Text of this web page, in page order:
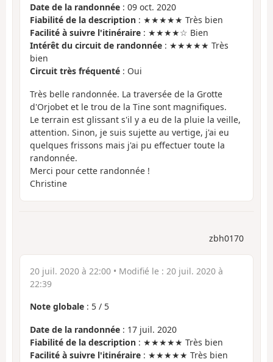
Date de la randonnée : 09 oct. 2020
Fiabilité de la description : ★★★★★ Très bien
Facilité à suivre l'itinéraire : ★★★★☆ Bien
Intérêt du circuit de randonnée : ★★★★★ Très
bien
Circuit très fréquenté : Oui
Très belle randonnée. La traversée de la Grotte
d'Orjobet et le trou de la Tine sont magnifiques.
Le terrain est glissant s'il y a eu de la pluie la veille,
attention. Sinon, je suis sujette au vertige, j'ai eu
quelques frissons mais j'ai pu effectuer toute la
randonnée.
Merci pour cette randonnée !
Christine
zbh0170
20 juil. 2020 à 22:00 • Modifié le : 20 juil. 2020 à
22:39
Note globale : 5 / 5
Date de la randonnée : 17 juil. 2020
Fiabilité de la description : ★★★★★ Très bien
Facilité à suivre l'itinéraire : ★★★★★ Très bien